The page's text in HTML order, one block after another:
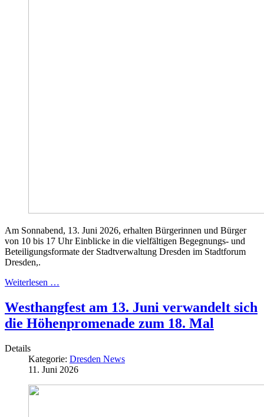
Am Sonnabend, 13. Juni 2026, erhalten Bürgerinnen und Bürger
von 10 bis 17 Uhr Einblicke in die vielfältigen Begegnungs- und
Beteiligungsformate der Stadtverwaltung Dresden im Stadtforum
Dresden,.
Weiterlesen …
Westhangfest am 13. Juni verwandelt sich
die Höhenpromenade zum 18. Mal
Details
Kategorie: Dresden News
11. Juni 2026